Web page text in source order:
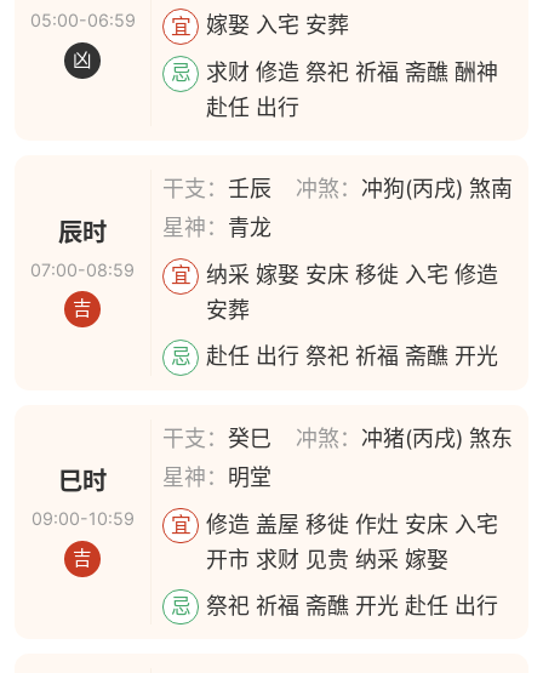
05:00-06:59
凶
宜 嫁娶 入宅 安葬
忌
求财 修造 祭祀 祈福 斋醮 酬神
赴任 出行
辰时
07:00-08:59
吉
干支： 壬辰 冲煞： 冲狗(丙戌) 煞南
星神： 青龙
宜
纳采 嫁娶 安床 移徙 入宅 修造
安葬
忌 赴任 出行 祭祀 祈福 斋醮 开光
巳时
09:00-10:59
吉
干支：癸巳 冲煞： 冲猪(丙戌) 煞东
星神： 明堂
宜
修造 盖屋 移徙 作灶 安床 入宅
开市 求财 见贵 纳采 嫁娶
忌 祭祀 祈福 斋醮 开光 赴任 出行